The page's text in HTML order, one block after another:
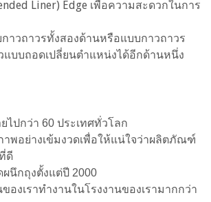
Liner) Edge เพื่อความสะดวกในการ
าวถาวรทั้งสองด้านหรือแบบกาวถาวร
แบบถอดเปลี่ยนตำแหน่งได้อีกด้านหนึ่ง
ไปกว่า 60 ประเทศทั่วโลก
พอย่างเข้มงวดเพื่อให้แน่ใจว่าผลิตภัณฑ์
ดี
ผนึกถุงตั้งแต่ปี 2000
องเราทำงานในโรงงานของเรามากกว่า